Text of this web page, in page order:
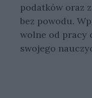
podatków oraz
bez powodu.
wolne od pracy
swojego